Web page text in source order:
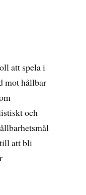
att spela i
mot hållbar
och
att bli